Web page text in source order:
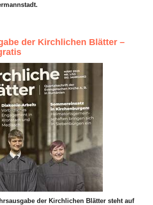
der Kirchlichen Blätter –
der Kirchlichen Blätter steht auf